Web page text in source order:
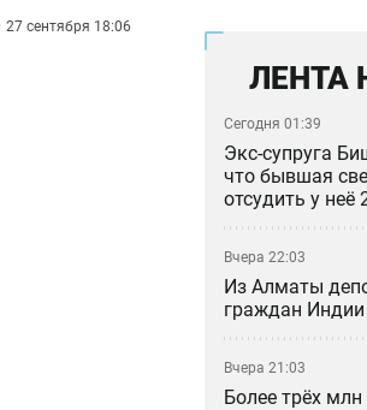
27 сентября 18:06
ЛЕНТА
Сегодня 01:39
Экс-супруга
что бывшая
отсудить у неё
Вчера 22:03
Из Алматы
граждан Индии
Вчера 21:03
Более трёх